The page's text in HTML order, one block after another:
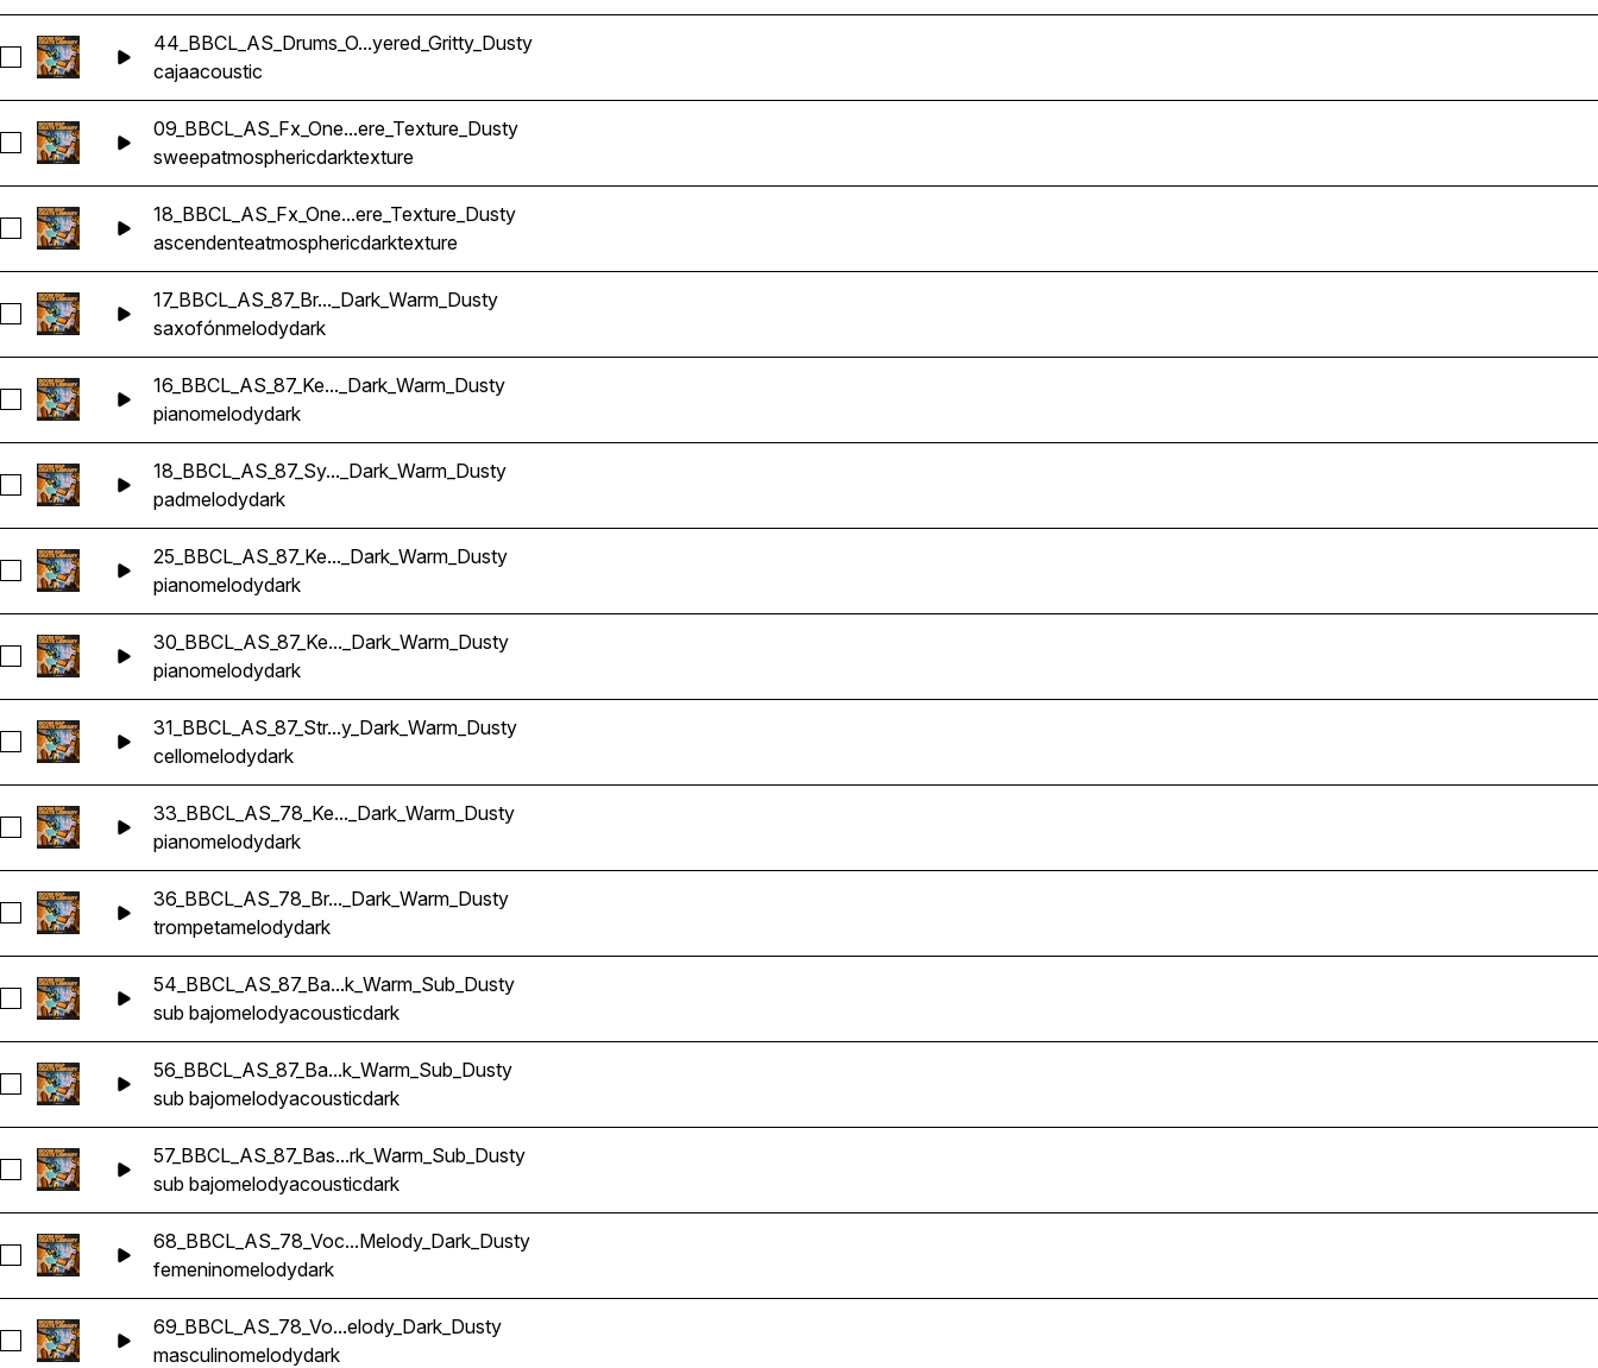
Seleccionar 44_BBCL_AS_Drums_One-Shot_Fm_Roll_Snare_Acoustic_Crisp_Layered_Gritty_Dusty
44_BBCL_AS_Drums_O...yered_Gritty_Dusty
cajaacoustic
Seleccionar 09_BBCL_AS_Fx_One-Shot_G_Sweep_Dark_Atmosphere_Texture_Dusty
09_BBCL_AS_Fx_One...ere_Texture_Dusty
sweepatmosphericdarktexture
Seleccionar 18_BBCL_AS_Fx_One-Shot_A#m_Riser_Dark_Atmosphere_Texture_Dusty
18_BBCL_AS_Fx_One...ere_Texture_Dusty
ascendenteatmosphericdarktexture
Seleccionar 17_BBCL_AS_87_Brass_Loop_Fm_Saxophone_Melody_Dark_Warm_Dusty
17_BBCL_AS_87_Br..._Dark_Warm_Dusty
saxofónmelodydark
Seleccionar 16_BBCL_AS_87_Keys_Loop_Fm_Piano_Melody_Dark_Warm_Dusty
16_BBCL_AS_87_Ke..._Dark_Warm_Dusty
pianomelodydark
Seleccionar 18_BBCL_AS_87_Synth_Loop_Fm_Pad_Melody_Dark_Warm_Dusty
18_BBCL_AS_87_Sy..._Dark_Warm_Dusty
padmelodydark
Seleccionar 25_BBCL_AS_87_Keys_Loop_C#m_Piano_Melody_Dark_Warm_Dusty
25_BBCL_AS_87_Ke..._Dark_Warm_Dusty
pianomelodydark
Seleccionar 30_BBCL_AS_87_Keys_Loop_Fm_Piano_Melody_Dark_Warm_Dusty
30_BBCL_AS_87_Ke..._Dark_Warm_Dusty
pianomelodydark
Seleccionar 31_BBCL_AS_87_Strings_Loop_Fm_Cello_Melody_Dark_Warm_Dusty
31_BBCL_AS_87_Str...y_Dark_Warm_Dusty
cellomelodydark
Seleccionar 33_BBCL_AS_78_Keys_Loop_Fm_Piano_Melody_Dark_Warm_Dusty
33_BBCL_AS_78_Ke..._Dark_Warm_Dusty
pianomelodydark
Seleccionar 36_BBCL_AS_78_Brass_Loop_Gm_Trumpet_Melody_Dark_Warm_Dusty
36_BBCL_AS_78_Br..._Dark_Warm_Dusty
trompetamelodydark
Seleccionar 54_BBCL_AS_87_Bass_Loop_Fm_Acoustic_Melody_Dark_Warm_Sub_Dusty
54_BBCL_AS_87_Ba...k_Warm_Sub_Dusty
sub bajomelodyacousticdark
Seleccionar 56_BBCL_AS_87_Bass_Loop_C#m_Acoustic_Melody_Dark_Warm_Sub_Dusty
56_BBCL_AS_87_Ba...k_Warm_Sub_Dusty
sub bajomelodyacousticdark
Seleccionar 57_BBCL_AS_87_Bass_Loop_Fm_Acoustic_Melody_Dark_Warm_Sub_Dusty
57_BBCL_AS_87_Bas...rk_Warm_Sub_Dusty
sub bajomelodyacousticdark
Seleccionar 68_BBCL_AS_78_Vocal_Loop_F_Female_Melody_Dark_Dusty
68_BBCL_AS_78_Voc...Melody_Dark_Dusty
femeninomelodydark
Seleccionar 69_BBCL_AS_78_Vocal_Loop_F#m_Male_Melody_Dark_Dusty
69_BBCL_AS_78_Vo...elody_Dark_Dusty
masculinomelodydark